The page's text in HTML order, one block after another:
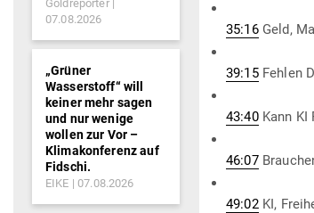
35:16Geld,
39:15Fehlen
43:40Kann KI
46:07
49:02KI,
Goldreporter
07.08.2026
„Grüner
Wasserstoff“ will
keiner mehr sagen
und nur wenige
wollen zur Vor –
Klimakonferenz auf
Fidschi.
EIKE 07.08.2026